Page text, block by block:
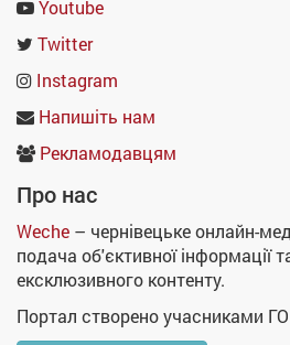
Youtube
Twitter
Instagram
Напишіть нам
Рекламодавцям
Про нас
Weche – чернівецьке онлайн-
подача об'єктивної інформації
ексклюзивного контенту.
Портал створено учасниками ГО